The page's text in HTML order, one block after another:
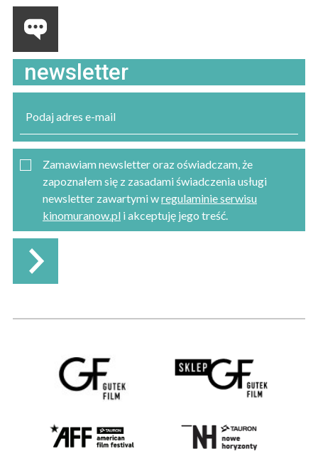
newsletter
Zamawiam newsletter oraz oświadczam, że
zapoznałem się z zasadami świadczenia usługi
newsletter zawartymi wregulaminie serwisu
kinomuranow.pl i akceptuję jego treść.